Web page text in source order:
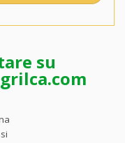
su